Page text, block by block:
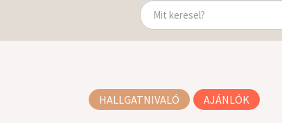
HALLGATNIVALÓ AJÁNLÓK